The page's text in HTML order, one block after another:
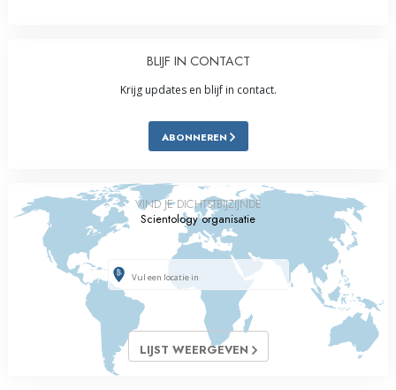
BLIJF IN CONTACT
Krijg updates en blijf in contact.
ABONNEREN
VIND JE DICHTSTBIJZIJNDE
Scientology organisatie
LIJST WEERGEVEN